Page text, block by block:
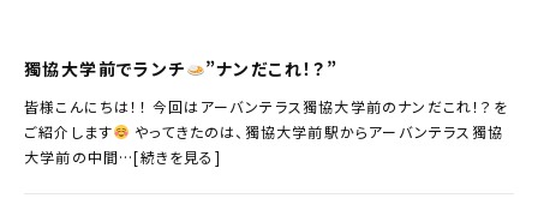
獨協大学前でランチ ”ナンだこれ！？”
皆様こんにちは！！ 今回はアーバンテラス獨協大学前のナンだこれ！？を
ご紹介します
やってきたのは、獨協大学前駅からアーバンテラス獨協
大学前の中間…[続きを見る]